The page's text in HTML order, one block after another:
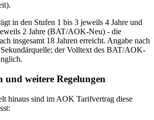
in den Stufen 1 bis 3 jeweils 4 Jahre und
2 Jahre (BAT/AOK-Neu) - die
insgesamt 18 Jahren erreicht. Angabe nach
der Volltext des BAT/AOK-
und weitere Regelungen
hinaus sind im AOK Tarifvertrag diese